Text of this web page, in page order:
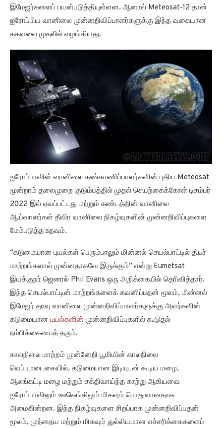
இமேஜர்களைப் பயன்படுத்தியுள்ளன. ஆனால் Meteosat-12 தான்
ஐரோப்பிய வானிலை முன்னறிவிப்பாளர்களுக்கு இந்த வகையான
தகவலை முதலில் வழங்கியது.
ஐரோப்பாவின் வானிலை கண்காணிப்பாளர்களின் புதிய Meteosat
மூன்றாம் தலைமுறை குடும்பத்தில் முதல் செயற்கைக்கோள் டிசம்பர்
2022 இல் ஏவப்பட்டது மற்றும் கண்டத்தின் வானிலை
ஆய்வாளர்கள் தீவிர வானிலை நிகழ்வுகளின் முன்னறிவிப்புகளை
மேம்படுத்த உதவும்.
“கடுமையான புயல்கள் பெரும்பாலும் மின்னல் செயல்பாட்டில் திடீர்
மாற்றங்களால் முன்னதாகவே இருக்கும்” என்று Eumetsat
இயக்குநர் ஜெனரல் Phil Evans ஒரு அறிக்கையில் தெரிவித்தார்.
இந்த செயல்பாட்டின் மாற்றங்களைக் கவனிப்பதன் மூலம், மின்னல்
இமேஜர் தரவு வானிலை முன்னறிவிப்பாளர்களுக்கு அவர்களின்
கடுமையான புயல்களின் முன்னறிவிப்புகளில் கூடுதல்
நம்பிக்கையைத் தரும்.
காலநிலை மாற்றம் முன்னேறி பூமியின் காலநிலை
வெப்பமடைகையில், கடுமையான இடியுடன் கூடிய மழை,
ஆலங்கட்டி மழை மற்றும் சக்திவாய்ந்த காற்று ஆகியவை
ஐரோப்பாவிலும் உலகெங்கிலும் மிகவும் பொதுவானதாக
அமைகின்றன. இந்த நிகழ்வுகளை சிறப்பாக முன்னறிவிப்பதன்
மூலம், முந்தைய மற்றும் மிகவும் துல்லியமான எச்சரிக்கைகளைப்